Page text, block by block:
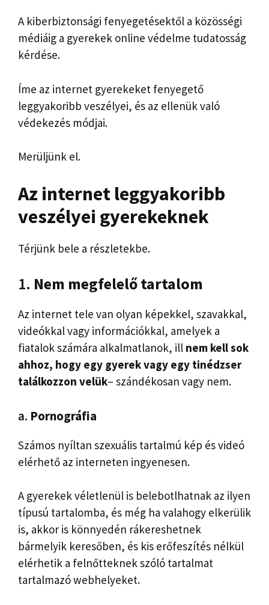
A kiberbiztonsági fenyegetésektől a közösségi
médiáig a gyerekek online védelme tudatosság
kérdése.
Íme az internet gyerekeket fenyegető
leggyakoribb veszélyei, és az ellenük való
védekezés módjai.
Merüljünk el.
Az internet leggyakoribb
veszélyei gyerekeknek
Térjünk bele a részletekbe.
1. Nem megfelelő tartalom
Az internet tele van olyan képekkel, szavakkal,
videókkal vagy információkkal, amelyek a
fiatalok számára alkalmatlanok, ill nem kell sok
ahhoz, hogy egy gyerek vagy egy tinédzser
találkozzon velük– szándékosan vagy nem.
a. Pornográfia
Számos nyíltan szexuális tartalmú kép és videó
elérhető az interneten ingyenesen.
A gyerekek véletlenül is belebotlhatnak az ilyen
típusú tartalomba, és még ha valahogy elkerülik
is, akkor is könnyedén rákereshetnek
bármelyik keresőben, és kis erőfeszítés nélkül
elérhetik a felnőtteknek szóló tartalmat
tartalmazó webhelyeket.